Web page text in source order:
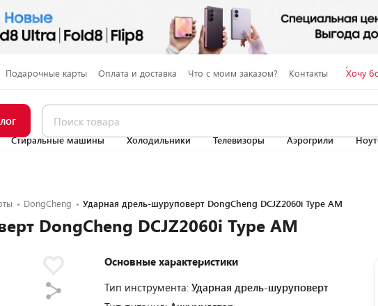
Подарочные карты Оплата и доставка Что с моим заказом? Контакты Хочу
Стиральные машины Холодильники Телевизоры Аэрогрили
DongCheng Ударная дрель-шуруповерт DongCheng DCJZ2060i Type AM
DongCheng DCJZ2060i Type AM
Основные характеристики
Тип инструмента: Ударная дрель-шуруповерт